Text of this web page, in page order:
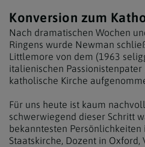
Konversion zum
Nach dramatischen Wochen
Ringens wurde Newman
Littlemore von dem (1963
italienischen
katholische Kirche
Für uns heute ist kaum
schwerwiegend dieser Schritt
bekanntesten
Staatskirche, Dozent in